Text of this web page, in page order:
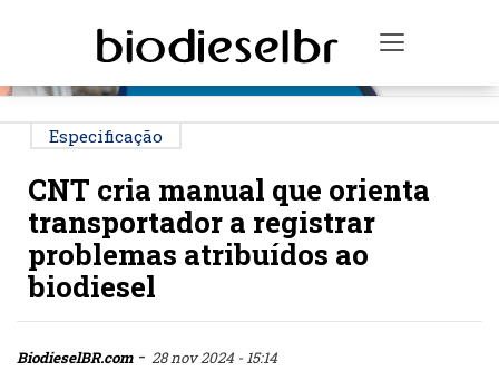
Toggle
Especificação
CNT cria manual que orienta
transportador a registrar
problemas atribuídos ao
biodiesel
BiodieselBR.com- 28 nov 2024 - 15:14